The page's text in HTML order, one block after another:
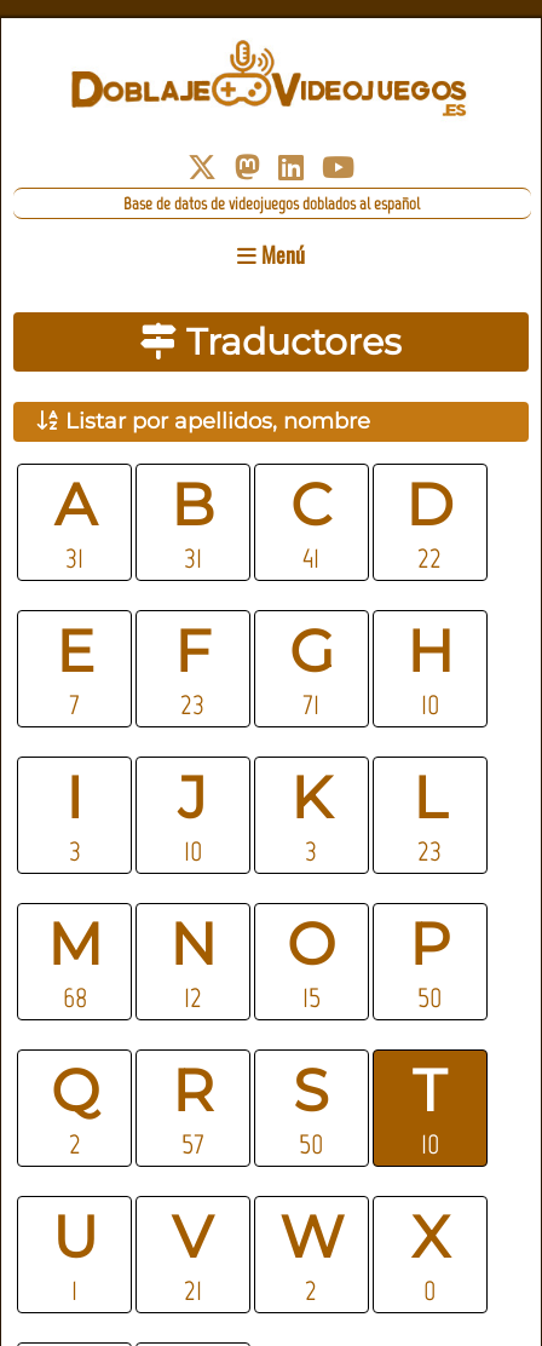
Base de datos de videojuegos doblados al español
Menú
Traductores
Listar por apellidos, nombre
A
31
B
31
C
41
D
22
E
7
F
23
G
71
H
10
I
3
J
10
K
3
L
23
M
68
N
12
O
15
P
50
Q
2
R
57
S
50
T
10
U
1
V
21
W
2
X
0